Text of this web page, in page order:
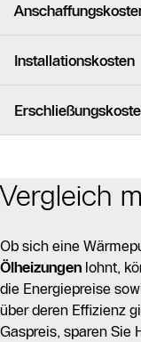
Installationskosten
Vergleich
Ob sich eine
Ölheizungen lohnt,
die Energiepreise
über deren Effizienz
Gaspreis, sparen Sie